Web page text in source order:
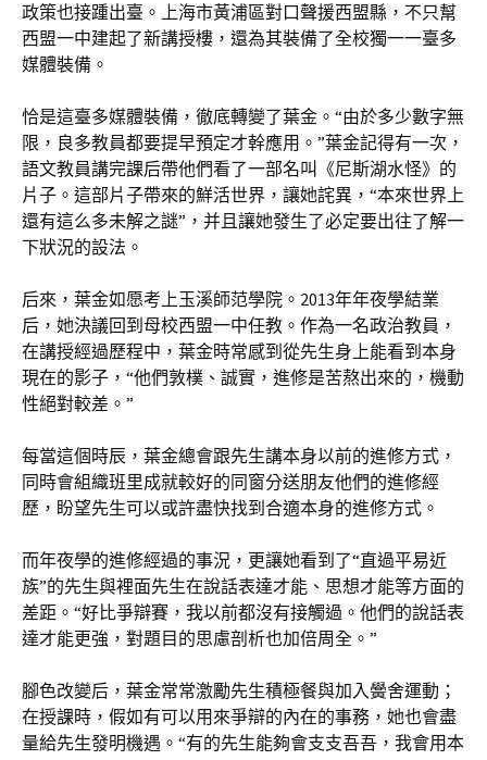
政策也接踵出臺。上海市黃浦區對口聲援西盟縣，不只幫
西盟一中建起了新講授樓，還為其裝備了全校獨一一臺多
媒體裝備。
恰是這臺多媒體裝備，徹底轉變了葉金。“由於多少數字無
限，良多教員都要提早預定才幹應用。”葉金記得有一次，
語文教員講完課后帶他們看了一部名叫《尼斯湖水怪》的
片子。這部片子帶來的鮮活世界，讓她詫異，“本來世界上
還有這么多未解之謎”，并且讓她發生了必定要出往了解一
下狀況的設法。
后來，葉金如愿考上玉溪師范學院。2013年年夜學結業
后，她決議回到母校西盟一中任教。作為一名政治教員，
在講授經過歷程中，葉金時常感到從先生身上能看到本身
現在的影子，“他們敦樸、誠實，進修是苦熬出來的，機動
性絕對較差。”
每當這個時辰，葉金總會跟先生講本身以前的進修方式，
同時會組織班里成就較好的同窗分送朋友他們的進修經
歷，盼望先生可以或許盡快找到合適本身的進修方式。
而年夜學的進修經過的事況，更讓她看到了“直過平易近
族”的先生與裡面先生在說話表達才能、思想才能等方面的
差距。“好比爭辯賽，我以前都沒有接觸過。他們的說話表
達才能更強，對題目的思慮剖析也加倍周全。”
腳色改變后，葉金常常激勵先生積極餐與加入黌舍運動；
在授課時，假如有可以用來爭辯的內在的事務，她也會盡
量給先生發明機遇。“有的先生能夠會支支吾吾，我會用本